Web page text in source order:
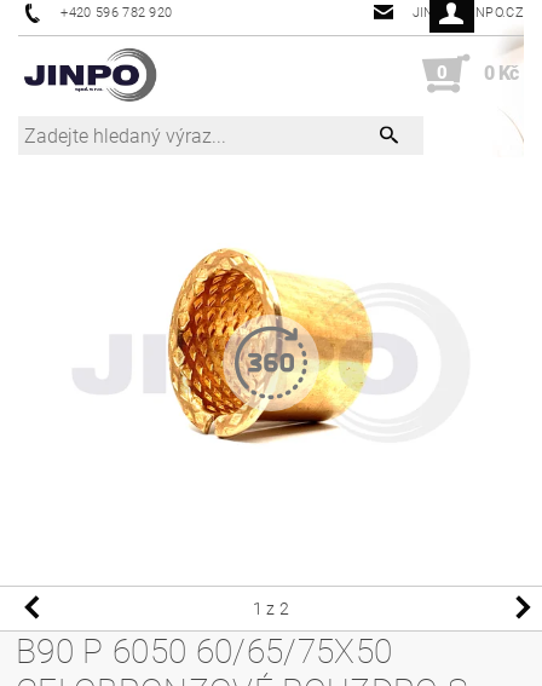
+420 596 782 920 JINPO@JINPO.CZ
0 0 Kč
1 z 2
B90 P 6050 60/65/75X50